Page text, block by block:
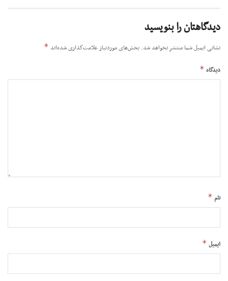
دیدگاهتان را بنویسید
نشانی ایمیل شما منتشر نخواهد شد. بخش‌های موردنیاز علامت‌گذاری شده‌اند *
دیدگاه *
نام *
ایمیل *